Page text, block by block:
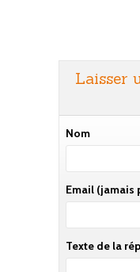
Laisser
Nom
Email (jamais
Texte de la